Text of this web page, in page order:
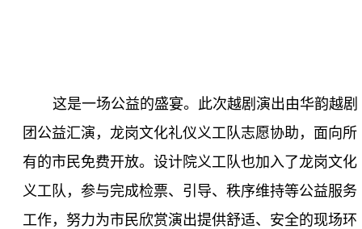
这是一场公益的盛宴。此次越剧演出由华韵越剧
团公益汇演，龙岗文化礼仪义工队志愿协助，面向所
有的市民免费开放。设计院义工队也加入了龙岗文化
义工队，参与完成检票、引导、秩序维持等公益服务
工作，努力为市民欣赏演出提供舒适、安全的现场环